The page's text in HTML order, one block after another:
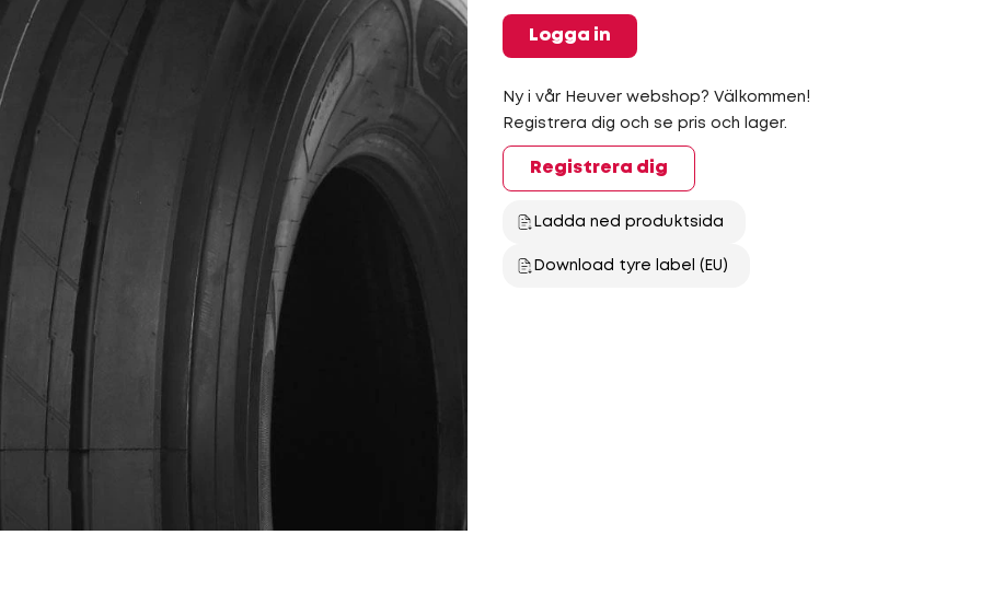
Logga in
Ny i vår Heuver webshop? Välkommen!
Registrera dig och se pris och lager.
Registrera dig
Ladda ned produktsida
Download tyre label (EU)